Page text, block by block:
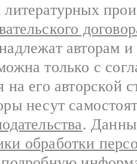
авторам
только с
на его авторской
несут
.
обработки